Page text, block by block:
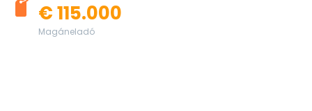
€ 115.000
Magáneladó